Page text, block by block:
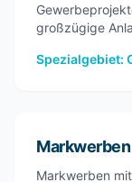
großzügige
Spezialgebiet:
Markwerben
Markwerben